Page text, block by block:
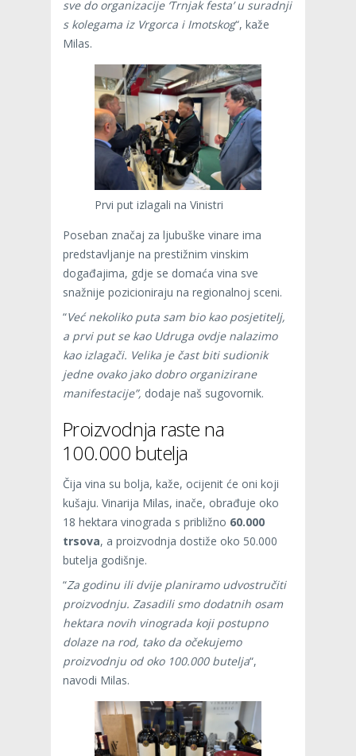
sve do organizacije ‘Trnjak festa’ u suradnji
s kolegama iz Vrgorca i Imotskog“, kaže
Milas.
Prvi put izlagali na Vinistri
Poseban značaj za ljubuške vinare ima
predstavljanje na prestižnim vinskim
događajima, gdje se domaća vina sve
snažnije pozicioniraju na regionalnoj sceni.
“Već nekoliko puta sam bio kao posjetitelj,
a prvi put se kao Udruga ovdje nalazimo
kao izlagači. Velika je čast biti sudionik
jedne ovako jako dobro organizirane
manifestacije”, dodaje naš sugovornik.
Proizvodnja raste na
100.000 butelja
Čija vina su bolja, kaže, ocijenit će oni koji
kušaju. Vinarija Milas, inače, obrađuje oko
18 hektara vinograda s približno 60.000
trsova, a proizvodnja dostiže oko 50.000
butelja godišnje.
“Za godinu ili dvije planiramo udvostručiti
proizvodnju. Zasadili smo dodatnih osam
hektara novih vinograda koji postupno
dolaze na rod, tako da očekujemo
proizvodnju od oko 100.000 butelja“,
navodi Milas.